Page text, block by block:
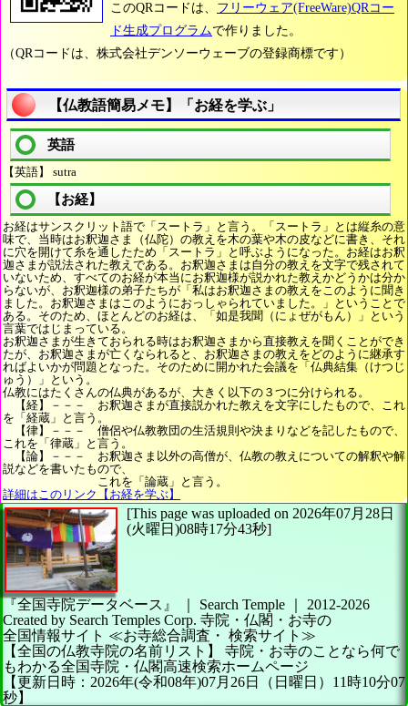
このQRコードは、 フリーウェア(FreeWare)QRコー
ド生成プログラムで作りました。
（QRコードは、株式会社デンソーウェーブの登録商標です）
【仏教語簡易メモ】「お経を学ぶ」
英語
【英語】 sutra
【お経】
お経はサンスクリット語で「スートラ」と言う。「スートラ」とは縦糸の意
味で、当時はお釈迦さま（仏陀）の教えを木の葉や木の皮などに書き、それ
に穴を開けて糸を通したため「スートラ」と呼ぶようになった。お経はお釈
迦さまが説法された教えである。お釈迦さまは自分の教えを文字で残されて
いないため、すべてのお経が本当にお釈迦様が説かれた教えかどうかは分か
らないが、お釈迦様の弟子たちが「私はお釈迦さまの教えをこのように聞き
ました。お釈迦さまはこのようにおっしゃられていました。」ということで
ある。そのため、ほとんどのお経は、「如是我聞（にょぜがもん）」という
言葉ではじまっている。
お釈迦さまが生きておられる時はお釈迦さまから直接教えを聞くことができ
たが、お釈迦さまが亡くなられると、お釈迦さまの教えをどのように継承す
ればよいかが問題となった。そのために開かれた会議を「仏典結集（けつじ
ゅう）」という。
仏教にはたくさんの仏典があるが、大きく以下の３つに分けられる。
【経】－－－ お釈迦さまが直接説かれた教えを文字にしたもので、これ
を「経蔵」と言う。
【律】－－－ 僧侶や仏教教団の生活規則や決まりなどを記したもので、
これを「律蔵」と言う。
【論】－－－ お釈迦さま以外の高僧が、仏教の教えについての解釈や解
説などを書いたもので、
これを「論蔵」と言う。
詳細はこのリンク【お経を学ぶ】
[This page was uploaded on 2026年07月28日
(火曜日)08時17分43秒]
『全国寺院データベース』 ｜ Search Temple
2012-2026
Created by Search Temples Corp. 寺院・仏閣・お寺の
全国情報サイト ≪お寺総合調査・ 検索サイト≫
【全国の仏教寺院の名前リスト】
寺院・お寺のことなら何で
もわかる全国寺院・仏閣高速検索ホームページ
【更新日時：2026年(令和08年)07月26日（日曜日）11時10分07
秒】